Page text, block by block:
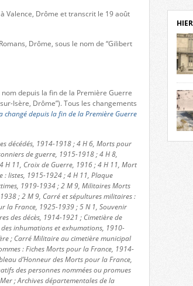
Valence, Drôme et transcrit le 19 août
Drôme, sous le nom de “Gilibert
depuis la fin de la Première Guerre
Isère, Drôme”). Tous les changements
changé depuis la fin de la Première Guerre
décédés, 1914-1918 ; 4 H 6, Morts pour
de guerre, 1915-1918 ; 4 H 8,
11, Croix de Guerre, 1916 ; 4 H 11, Mort
listes, 1915-1924 ; 4 H 11, Plaque
1919-1934 ; 2 M 9, Militaires Morts
; 2 M 9, Carré et sépultures militaires :
la France, 1925-1939 ; 5 N 1, Souvenir
des décès, 1914-1921 ; Cimetière de
inhumations et exhumations, 1910-
; Carré Militaire au cimetière municipal
: Fiches Morts pour la France, 1914-
d’Honneur des Morts pour la France,
des personnes nommées ou promues
; Archives départementales de la
de